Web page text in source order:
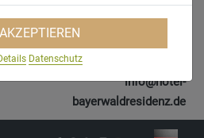
info@hotel-
bayerwaldresidenz.de
Datenschutz